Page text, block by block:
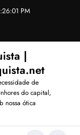
PM
|
de
do capital,
nossa ótica